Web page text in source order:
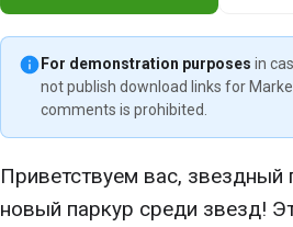
For demonstration purposes in
not publish download links for
comments is prohibited.
Приветствуем вас,
новый паркур среди звезд!